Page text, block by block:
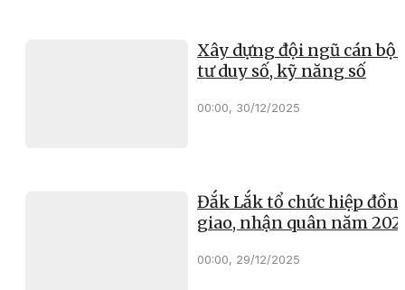
Xây dựng đội ngũ cán bộ
tư duy số, kỹ năng số
00:00, 30/12/2025
Đắk Lắk tổ chức hiệp
giao, nhận quân năm
00:00, 29/12/2025